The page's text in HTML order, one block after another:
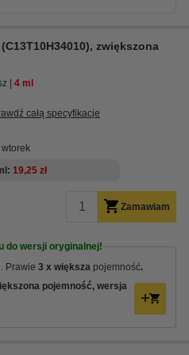
zwiększona
4 ml
całą specyfikacje
19,25 zł
Zamawiam
do wersji oryginalnej!
Prawie 3 x większa pojemność.
pojemność, wersja